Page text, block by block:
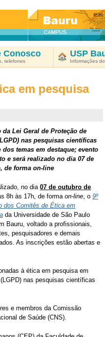
Conosco
telefones
USP
Informações
em pesquisa
da Lei Geral de Proteção de
nas pesquisas científicas
dos temas em destaque; evento
e será realizado no dia 07 de
de forma on-line
no dia 07 de outubro de
8h às 17h, de forma on-line, o 9º
dos Comitês de Ética em
da Universidade de São Paulo
Bauru, voltado a profissionais,
pesquisadores e demais
As inscrições estão abertas e
à ética em pesquisa em
nas pesquisas científicas
e membros da Comissão
de Saúde (CNS).